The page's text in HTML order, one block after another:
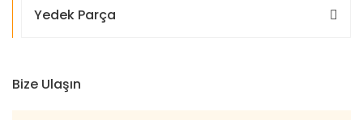
Yedek Parça
Bize Ulaşın